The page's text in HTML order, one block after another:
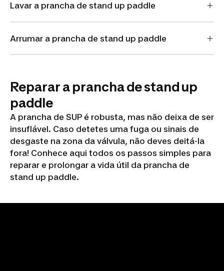
Lavar a prancha de stand up paddle
Arrumar a prancha de stand up paddle
Reparar a prancha de stand up
paddle
A prancha de SUP é robusta, mas não deixa de ser
insuflável. Caso detetes uma fuga ou sinais de
desgaste na zona da válvula, não deves deitá-la
fora! Conhece aqui todos os passos simples para
reparar e prolongar a vida útil da prancha de
stand up paddle.